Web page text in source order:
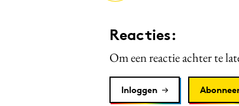
Reacties:
Om een reactie achter te
Inloggen